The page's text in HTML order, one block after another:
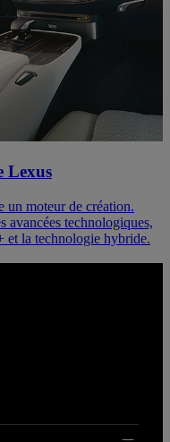
Lexus
un moteur de création.
avancées technologiques,
et la technologie hybride.